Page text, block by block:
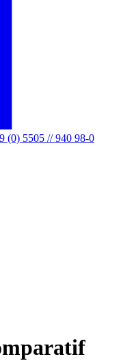
(0) 5505 // 940 98-0